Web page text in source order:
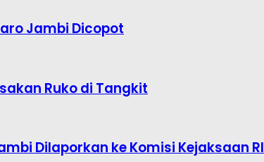
Jambi Dicopot
Ruko di Tangkit
Dilaporkan ke Komisi Kejaksaan RI